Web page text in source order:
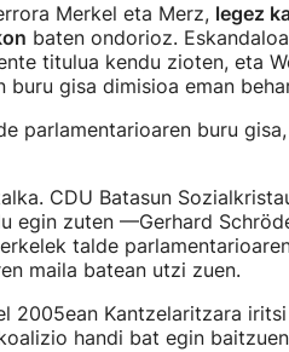
Merkel eta Merz, legez
baten ondorioz.
titulua kendu zioten, eta
gisa dimisioa eman
parlamentarioaren buru
CDU Batasun
egin zuten —Gerhard
talde
maila batean utzi zuen.
2005ean Kantzelaritzara
handi bat egin